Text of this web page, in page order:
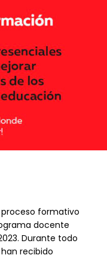
formativo
docente
Durante todo
recibido